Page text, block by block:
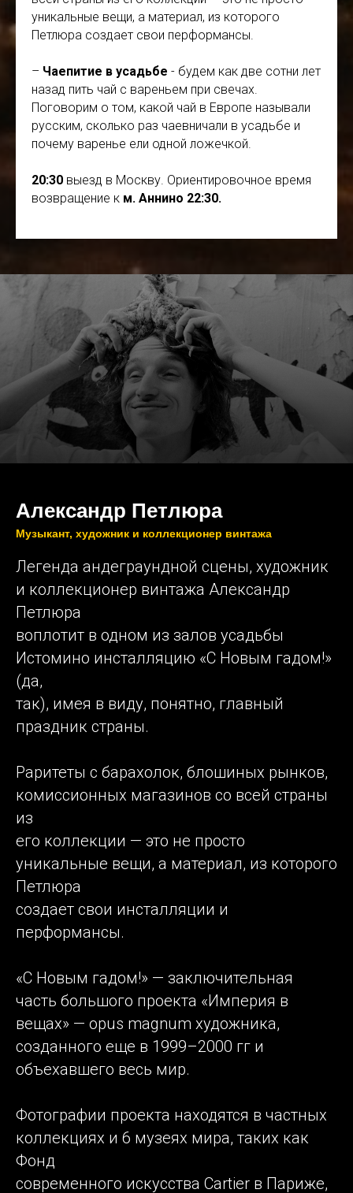
уникальные вещи, а материал, из которого
Петлюра создает свои перформансы.
– Чаепитие в усадьбе - будем как две сотни лет
назад пить чай с вареньем при свечах.
Поговорим о том, какой чай в Европе называли
русским, сколько раз чаевничали в усадьбе и
почему варенье ели одной ложечкой.
20:30 выезд в Москву. Ориентировочное время
возвращение к м. Аннино 22:30.
Александр Петлюра
Музыкант, художник и коллекционер винтажа
Легенда андеграундной сцены, художник
и коллекционер винтажа Александр
Петлюра
воплотит в одном из залов усадьбы
Истомино инсталляцию «С Новым гадом!»
(да,
так), имея в виду, понятно, главный
праздник страны.
Раритеты с барахолок, блошиных рынков,
комиссионных магазинов со всей страны
из
его коллекции — это не просто
уникальные вещи, а материал, из которого
Петлюра
создает свои инсталляции и
перформансы.
«С Новым гадом!» — заключительная
часть большого проекта «Империя в
вещах» — opus magnum художника,
созданного еще в 1999–2000 гг и
объехавшего весь мир.
Фотографии проекта находятся в частных
коллекциях и 6 музеях мира, таких как
Фонд
современного искусства Cartier в Париже,